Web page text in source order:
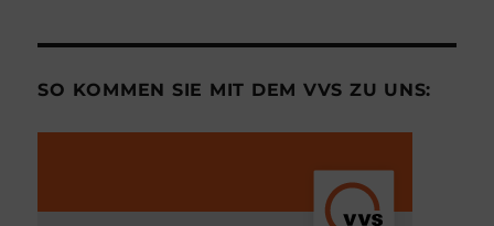
SO KOMMEN SIE MIT DEM VVS ZU UNS: